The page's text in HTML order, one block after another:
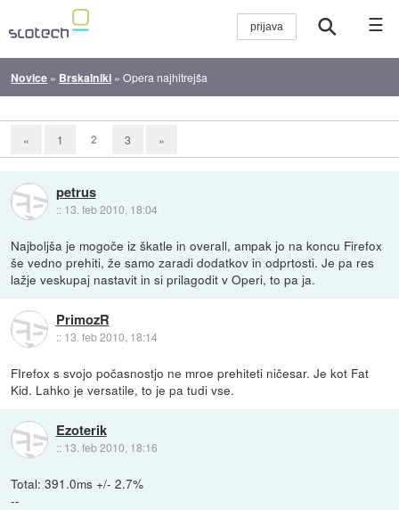
☰
Novice » Brskalniki »Opera najhitrejša
« 1 2 3 »
petrus
:: 13. feb 2010, 18:04
Najboljša je mogoče iz škatle in overall, ampak jo na koncu Firefox
še vedno prehiti, že samo zaradi dodatkov in odprtosti. Je pa res
lažje veskupaj nastavit in si prilagodit v Operi, to pa ja.
PrimozR
:: 13. feb 2010, 18:14
FIrefox s svojo počasnostjo ne mroe prehiteti ničesar. Je kot Fat
Kid. Lahko je versatile, to je pa tudi vse.
Ezoterik
:: 13. feb 2010, 18:16
Total: 391.0ms +/- 2.7%
--